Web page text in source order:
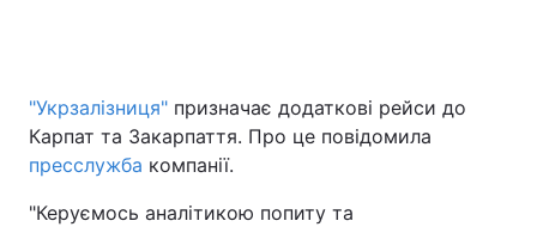
"Укрзалізниця" призначає додаткові рейси до
Карпат та Закарпаття. Про це повідомила
пресслужба компанії.
"Керуємось аналітикою попиту та